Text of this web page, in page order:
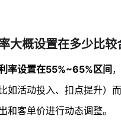
大概设置在多少比较
率设置在55%~65%区间
如活动投入、扣点提升）
和客单价进行动态调整。